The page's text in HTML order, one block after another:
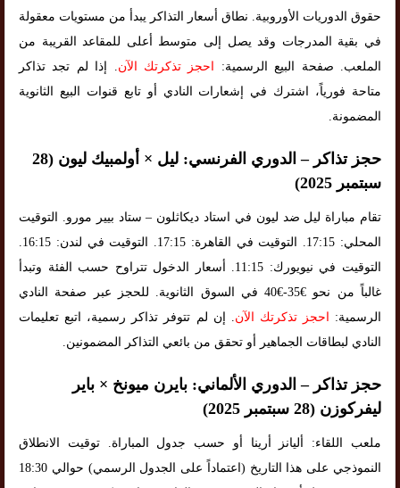
حقوق الدوريات الأوروبية. نطاق أسعار التذاكر يبدأ من مستويات معقولة
في بقية المدرجات وقد يصل إلى متوسط أعلى للمقاعد القريبة من
الملعب. صفحة البيع الرسمية:
احجز تذكرتك الآن. إذا لم تجد تذاكر
متاحة فورياً، اشترك في إشعارات النادي أو تابع قنوات البيع الثانوية
المضمونة.
حجز تذاكر – الدوري الفرنسي: ليل × أولمبيك ليون (28
سبتمبر 2025)
تقام مباراة ليل ضد ليون في استاد ديكاثلون – ستاد بيير مورو. التوقيت
المحلي: 17:15. التوقيت في القاهرة: 17:15. التوقيت في لندن: 16:15.
التوقيت في نيويورك: 11:15. أسعار الدخول تتراوح حسب الفئة وتبدأ
غالباً من نحو €35-€40 في السوق الثانوية. للحجز عبر صفحة النادي
الرسمية:
احجز تذكرتك الآن. إن لم تتوفر تذاكر رسمية، اتبع تعليمات
النادي لبطاقات الجماهير أو تحقق من بائعي التذاكر المضمونين.
حجز تذاكر – الدوري الألماني: بايرن ميونخ × باير
ليفركوزن (28 سبتمبر 2025)
ملعب اللقاء: أليانز أرينا أو حسب جدول المباراة. توقيت الانطلاق
النموذجي على هذا التاريخ (اعتماداً على الجدول الرسمي) حوالي 18:30